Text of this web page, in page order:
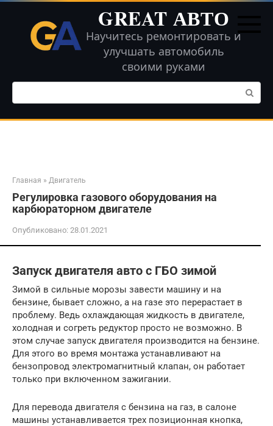
Перейти
контенту
GREAT АВТО
Научитесь ремонтировать и
улучшать автомобиль
своими руками
Поиск:
Главная » Двигатель
Регулировка газового оборудования на
карбюраторном двигателе
Опубликовано: 28.01.2021
Запуск двигателя авто с ГБО зимой
Зимой в сильные морозы завести машину и на
бензине, бывает сложно, а на газе это перерастает в
проблему. Ведь охлаждающая жидкость в двигателе,
холодная и согреть редуктор просто не возможно. В
этом случае запуск двигателя производится на бензине.
Для этого во время монтажа устанавливают на
бензопровод электромагнитный клапан, он работает
только при включенном зажигании.
Для перевода двигателя с бензина на газ, в салоне
машины устанавливается трех позиционная кнопка,